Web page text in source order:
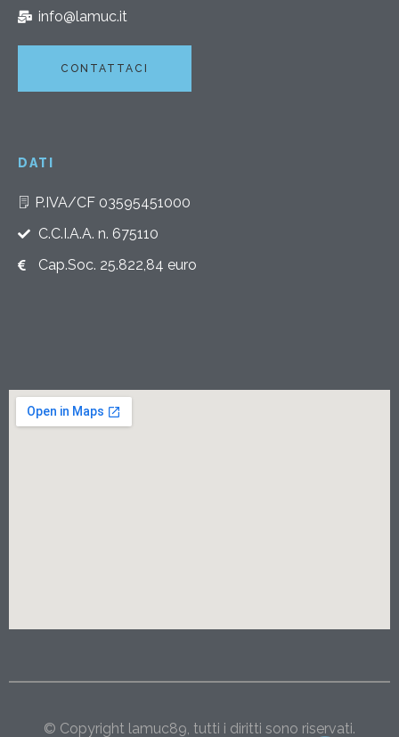
info@lamuc.it
CONTATTACI
DATI
P.IVA/CF 03595451000
C.C.I.A.A. n. 675110
Cap.Soc. 25.822,84 euro
© Copyright lamuc89, tutti i diritti sono riservati.